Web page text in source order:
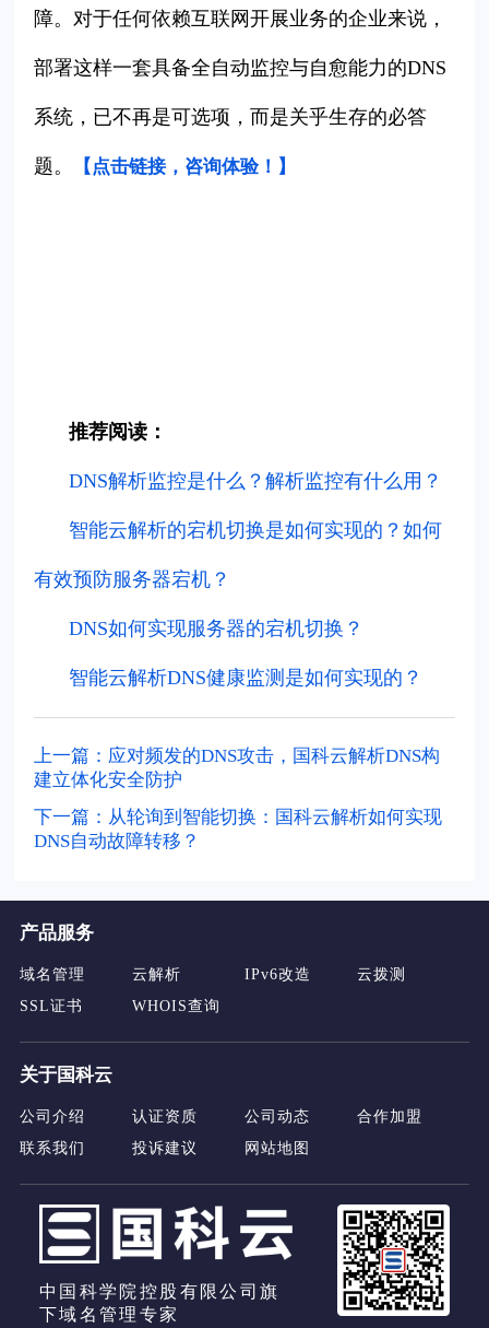
障。对于任何依赖互联网开展业务的企业来说，
部署这样一套具备全自动监控与自愈能力的DNS
系统，已不再是可选项，而是关乎生存的必答
题。 【点击链接，咨询体验！ 】
推荐阅读：
DNS解析监控是什么？解析监控有什么用？
智能云解析的宕机切换是如何实现的？如何
有效预防服务器宕机？
DNS如何实现服务器的宕机切换？
智能云解析DNS健康监测是如何实现的？
上一篇：应对频发的DNS攻击，国科云解析DNS构
建立体化安全防护
下一篇：从轮询到智能切换：国科云解析如何实现
DNS自动故障转移？
产品服务
域名管理 云解析 IPv6改造
云拨测
SSL证书
WHOIS查询
关于国科云
公司介绍 认证资质 公司动态
合作加盟
联系我们
投诉建议 网站地图
中国科学院控股有限公司旗
下域名管理专家